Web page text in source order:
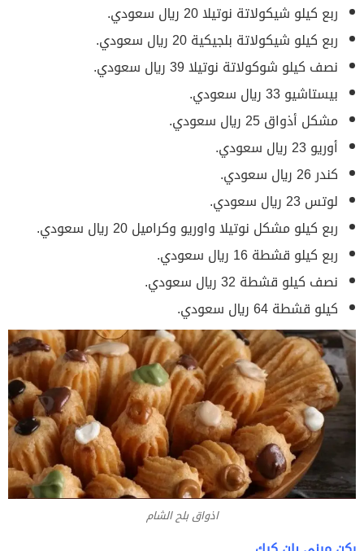
ربع كيلو شيكولاتة نوتيلا 20 ريال سعودي.
ربع كيلو شيكولاتة بلجيكية 20 ريال سعودي.
نصف كيلو شوكولاتة نوتيلا 39 ريال سعودي.
بيستاشيو 33 ريال سعودي.
مشكل أذواق 25 ريال سعودي.
أوريو 23 ريال سعودي.
كندر 26 ريال سعودي.
لوتس 23 ريال سعودي.
ربع كيلو مشكل نوتيلا واوريو وكراميل 20 ريال سعودي.
ربع كيلو قشطة 16 ريال سعودي.
نصف كيلو قشطة 32 ريال سعودي.
كيلو قشطة 64 ريال سعودي.
اذواق بلح الشام